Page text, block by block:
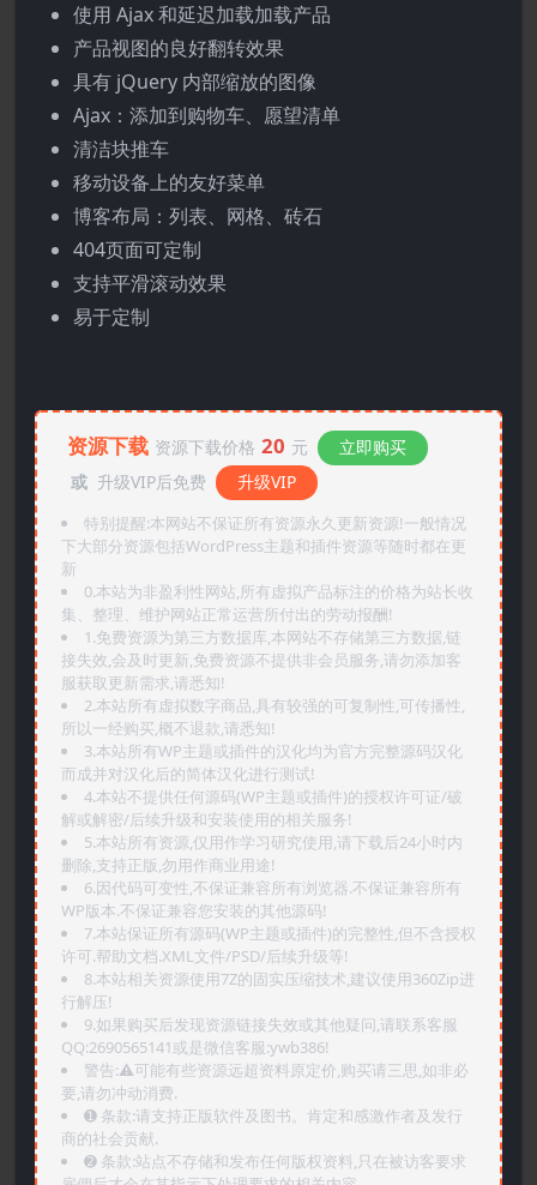
使用 Ajax 和延迟加载加载产品
产品视图的良好翻转效果
具有 jQuery 内部缩放的图像
Ajax：添加到购物车、愿望清单
清洁块推车
移动设备上的友好菜单
博客布局：列表、网格、砖石
404页面可定制
支持平滑滚动效果
易于定制
资源下载 资源下载价格 20 元
立即购买
或 升级VIP后免费 升级VIP
特别提醒:本网站不保证所有资源永久更新资源!一般情况
下大部分资源包括WordPress主题和插件资源等随时都在更
新
0.本站为非盈利性网站,所有虚拟产品标注的价格为站长收
集、整理、维护网站正常运营所付出的劳动报酬!
1.免费资源为第三方数据库,本网站不存储第三方数据,链
接失效,会及时更新,免费资源不提供非会员服务,请勿添加客
服获取更新需求,请悉知!
2.本站所有虚拟数字商品,具有较强的可复制性,可传播性,
所以一经购买,概不退款,请悉知!
3.本站所有WP主题或插件的汉化均为官方完整源码汉化
而成并对汉化后的简体汉化进行测试!
4.本站不提供任何源码(WP主题或插件)的授权许可证/破
解或解密/后续升级和安装使用的相关服务!
5.本站所有资源,仅用作学习研究使用,请下载后24小时内
删除,支持正版,勿用作商业用途!
6.因代码可变性,不保证兼容所有浏览器.不保证兼容所有
WP版本.不保证兼容您安装的其他源码!
7.本站保证所有源码(WP主题或插件)的完整性,但不含授权
许可.帮助文档.XML文件/PSD/后续升级等!
8.本站相关资源使用7Z的固实压缩技术,建议使用360Zip进
行解压!
9.如果购买后发现资源链接失效或其他疑问,请联系客服
QQ:2690565141或是微信客服:ywb386!
警告:⚠️可能有些资源远超资料原定价,购买请三思,如非必
要,请勿冲动消费.
➊️ 条款:请支持正版软件及图书。肯定和感激作者及发行
商的社会贡献.
➋️ 条款:站点不存储和发布任何版权资料,只在被访客要求